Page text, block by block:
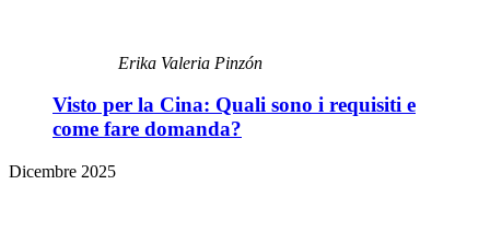
Erika Valeria Pinzón
Visto per la Cina: Quali sono i requisiti e
come fare domanda?
Dicembre 2025